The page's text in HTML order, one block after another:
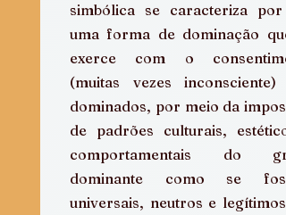
simbólica se caracteriza por
uma forma de dominação
exerce com o
(muitas vezes inconsciente)
dominados, por meio da
de padrões culturais,
comportamentais do
dominante como se
universais, neutros e legítimos.